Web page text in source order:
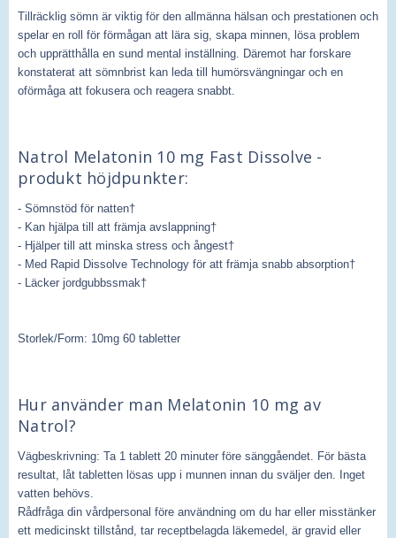
Tillräcklig sömn är viktig för den allmänna hälsan och prestationen och
spelar en roll för förmågan att lära sig, skapa minnen, lösa problem
och upprätthålla en sund mental inställning. Däremot har forskare
konstaterat att sömnbrist kan leda till humörsvängningar och en
oförmåga att fokusera och reagera snabbt.
Natrol Melatonin 10 mg Fast Dissolve -
produkt höjdpunkter:
- Sömnstöd för natten†
- Kan hjälpa till att främja avslappning†
- Hjälper till att minska stress och ångest†
- Med Rapid Dissolve Technology för att främja snabb absorption†
- Läcker jordgubbssmak†
Storlek/Form: 10mg 60 tabletter
Hur använder man Melatonin 10 mg av
Natrol?
Vägbeskrivning: Ta 1 tablett 20 minuter före sänggåendet. För bästa
resultat, låt tabletten lösas upp i munnen innan du sväljer den. Inget
vatten behövs.
Rådfråga din vårdpersonal före användning om du har eller misstänker
ett medicinskt tillstånd, tar receptbelagda läkemedel, är gravid eller